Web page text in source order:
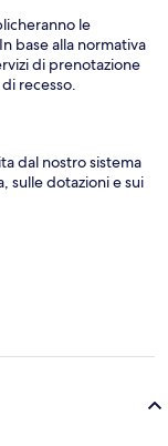
le
base alla normativa
di prenotazione
recesso.
dal nostro sistema
sulle dotazioni e sui